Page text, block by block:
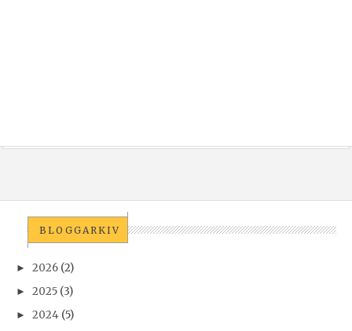
BLOGGARKIV
► 2026 (2)
► 2025 (3)
► 2024 (5)